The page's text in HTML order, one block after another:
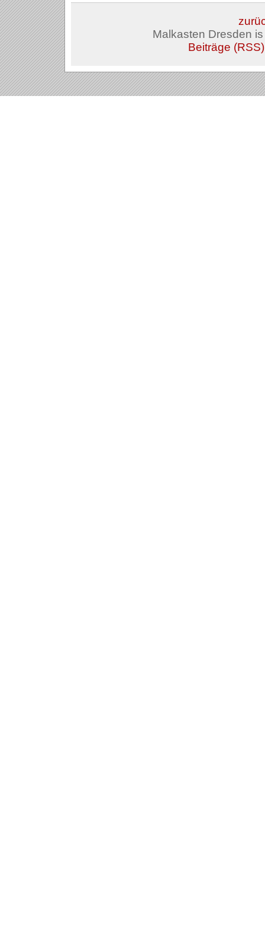
Malkasten Dresden
Beiträge (RSS)